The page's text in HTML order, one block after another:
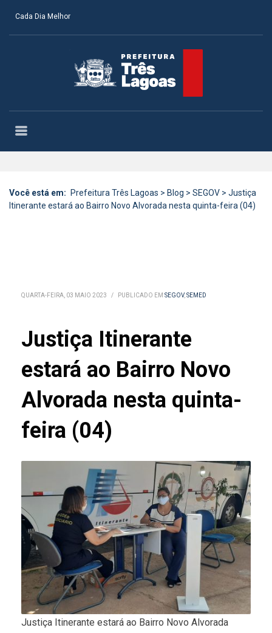
Cada Dia Melhor
Você está em: Prefeitura Três Lagoas > Blog > SEGOV > Justiça
Itinerante estará ao Bairro Novo Alvorada nesta quinta-feira (04)
QUARTA-FEIRA, 03 MAIO 2023 / PUBLICADO EM SEGOV,SEMED
Justiça Itinerante
estará ao Bairro Novo
Alvorada nesta quinta-
feira (04)
Justiça Itinerante estará ao Bairro Novo Alvorada